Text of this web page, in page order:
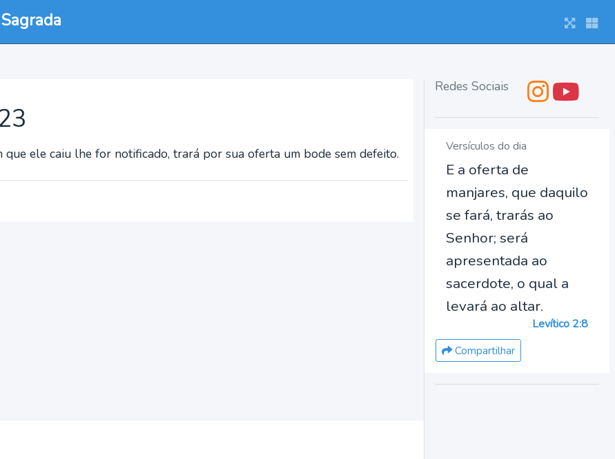
que ele caiu lhe for notificado, trará por sua oferta um bode sem defeito.
Redes Sociais
Versículos do dia
E a oferta de
manjares, que daquilo
se fará, trarás ao
Senhor; será
apresentada ao
sacerdote, o qual a
levará ao altar.
Levítico 2:8
Compartilhar